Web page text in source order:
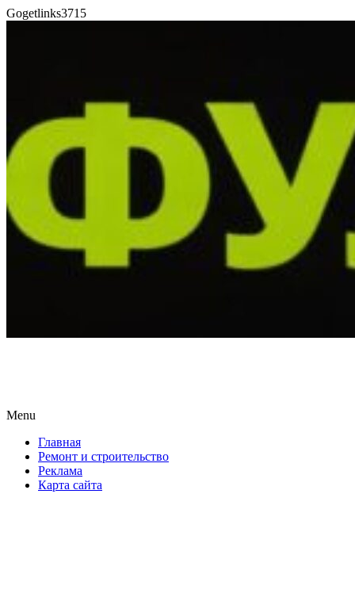
Gogetlinks3715
Menu
content
Главная
Ремонт и строительство
Реклама
Карта сайта